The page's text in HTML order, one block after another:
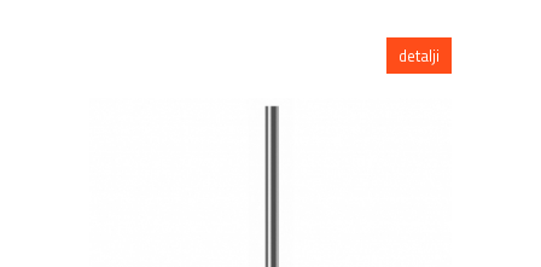
detalji